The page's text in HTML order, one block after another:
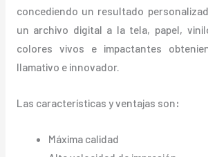
concediendo un resultado
un archivo digital a la tela, papel,
colores vivos e impactantes
llamativo e innovador.
Las características y ventajas son:
Máxima calidad